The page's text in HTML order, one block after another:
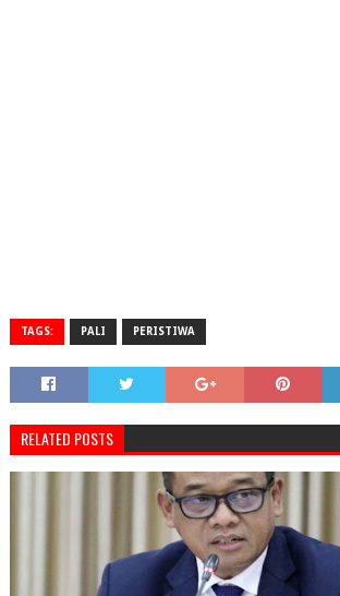
TAGS: PALI PERISTIWA
RELATED POSTS